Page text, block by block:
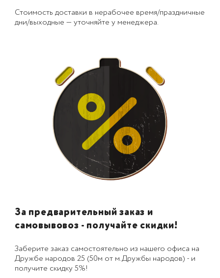
Стоимость доставки в нерабочее время/праздничные
дни/выходные — уточняйте у менеджера.
За предварительный заказ и
самовывовоз - получайте скидки!
Заберите заказ самостоятельно из нашего офиса на
Дружбе народов 25 (50м от м.Дружбы народов) - и
получите скидку 5%!